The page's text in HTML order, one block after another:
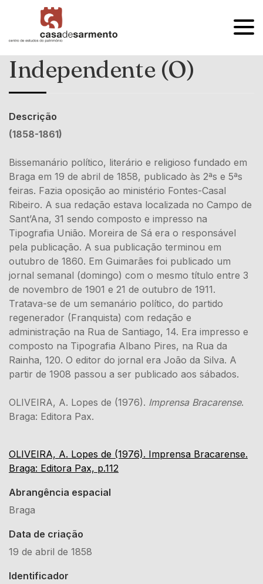
OPEN
Independente (O)
Descrição
(1858-1861)
Bissemanário político, literário e religioso fundado em
Braga em 19 de abril de 1858, publicado às 2ªs e 5ªs
feiras. Fazia oposição ao ministério Fontes-Casal
Ribeiro. A sua redação estava localizada no Campo de
Sant’Ana, 31 sendo composto e impresso na
Tipografia União. Moreira de Sá era o responsável
pela publicação. A sua publicação terminou em
outubro de 1860. Em Guimarães foi publicado um
jornal semanal (domingo) com o mesmo título entre 3
de novembro de 1901 e 21 de outubro de 1911.
Tratava-se de um semanário político, do partido
regenerador (Franquista) com redação e
administração na Rua de Santiago, 14. Era impresso e
composto na Tipografia Albano Pires, na Rua da
Rainha, 120. O editor do jornal era João da Silva. A
partir de 1908 passou a ser publicado aos sábados.
OLIVEIRA, A. Lopes de (1976). Imprensa Bracarense.
Braga: Editora Pax.
OLIVEIRA, A. Lopes de (1976). Imprensa Bracarense.
Braga: Editora Pax, p.112
Abrangência espacial
Braga
Data de criação
19 de abril de 1858
Identificador